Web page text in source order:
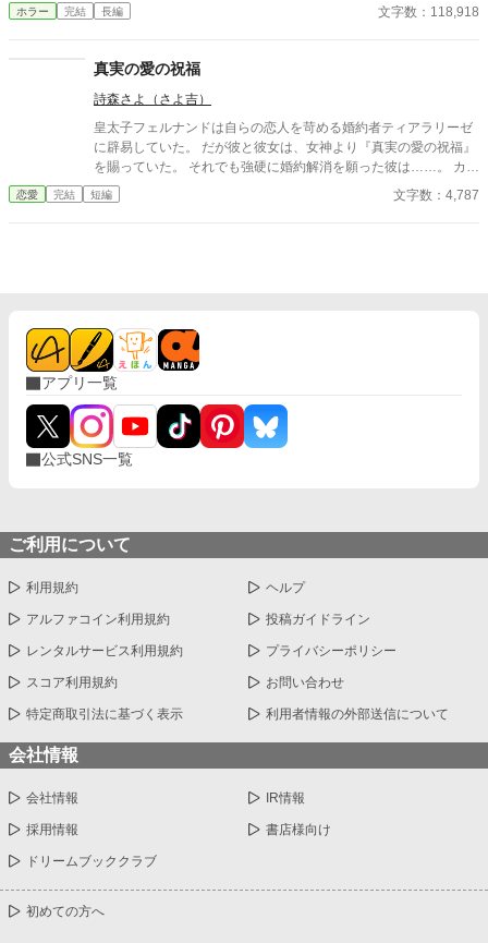
コウイチには、仕事より大切なものがあった。 田舎歩きだ。そこ
大事なのが学生のときにかじった民俗学だ。廃集落、古い祠、忘
だった。 大学時代、民俗学の講義で准教授はこう言った。
なる。その言葉がコウイチを変えた。 会社の営業で関東のあちこ
ちを歩きまわった。コウイチは仕事よりも土地の古老の話に耳を
傾けることに熱中したほどだった。 失業後、ふと見つけた資料
にコウイチは目を奪われた。 「名付け得ぬ神」。 東京の西、檜原
たという。山奥には祠があるらしい。だがもう六十年も前に無人
心地・東京。そこからわずかにはずれた山の中に潜む秘密をめぐ
る奇譚。
ホラー 完結 長編 文字数：118,918
真実の愛の祝福
詩森さよ（さよ吉）
皇太子フェルナンドは自らの恋人を苛める婚約者ティアラリーゼ
に辟易していた。 だが彼と彼女は、女神より『真実の愛の祝福』
を賜っていた。 それでも強硬に婚約解消を願った彼は……。 カク
ヨム、小説家になろうにも掲載。 筆者は体調不良なことも多く、
コメントなどを受け取らない設定にしております。 どうぞよろし
恋愛 完結 短編 文字数：4,787
アプリ一覧
公式SNS一覧
ご利用について
利用規約 ヘルプ
アルファコイン利用規約 投稿ガイドライン
レンタルサービス利用規約 プライバシーポリシー
スコア利用規約 お問い合わせ
特定商取引法に基づく表示 利用者情報の外部送信について
会社情報
会社情報 IR情報
採用情報 書店様向け
ドリームブッククラブ
初めての方へ